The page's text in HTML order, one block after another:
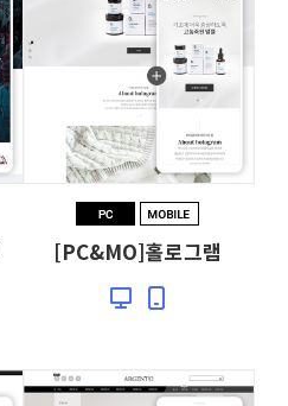
[PC&MO]홀로그램